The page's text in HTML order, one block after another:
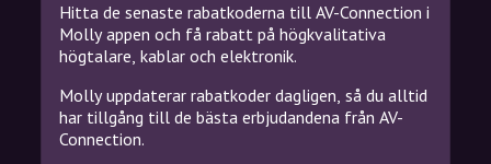
Hitta de senaste rabatkoderna till AV-Connection i
Molly appen och få rabatt på högkvalitativa
högtalare, kablar och elektronik.
Molly uppdaterar rabatkoder dagligen, så du alltid
har tillgång till de bästa erbjudandena från AV-
Connection.